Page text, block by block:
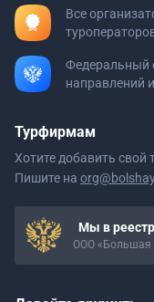
Все
Федеральный
направлений
Турфирмам
Хотите добавить свой
Пишите на
Мы в
ООО «Большая